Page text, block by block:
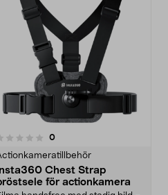
0recensioner
Insta360 Chest Strap
för actionkamera
5.0 av 5 stjärnor